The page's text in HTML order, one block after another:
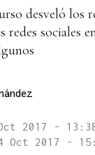
desveló los
redes sociales
2017 -
Oct 2017 -